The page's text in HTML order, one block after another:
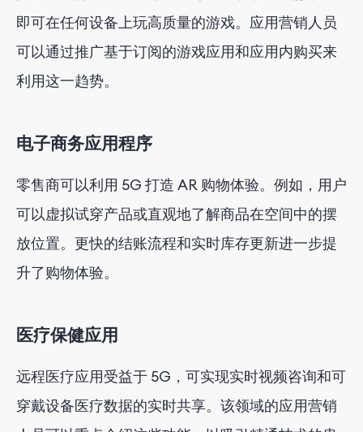
即可在任何设备上玩高质量的游戏。应用营销人员
可以通过推广基于订阅的游戏应用和应用内购买来
利用这一趋势。
电子商务应用程序
零售商可以利用 5G 打造 AR 购物体验。例如，用户
可以虚拟试穿产品或直观地了解商品在空间中的摆
放位置。更快的结账流程和实时库存更新进一步提
升了购物体验。
医疗保健应用
远程医疗应用受益于 5G，可实现实时视频咨询和可
穿戴设备医疗数据的实时共享。该领域的应用营销